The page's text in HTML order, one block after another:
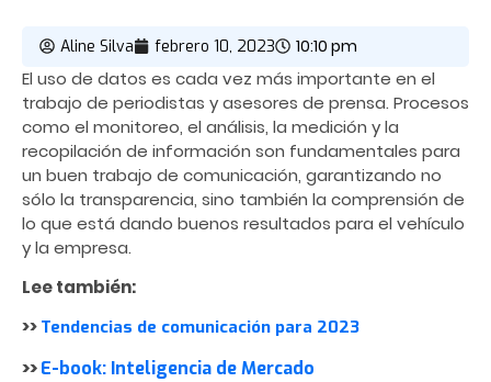
Aline Silva febrero 10, 2023 10:10 pm
El uso de datos es cada vez más importante en el
trabajo de periodistas y asesores de prensa. Procesos
como el monitoreo, el análisis, la medición y la
recopilación de información son fundamentales para
un buen trabajo de comunicación, garantizando no
sólo la transparencia, sino también la comprensión de
lo que está dando buenos resultados para el vehículo
y la empresa.
Lee también:
>> Tendencias de comunicación para 2023
>>E-book: Inteligencia de Mercado